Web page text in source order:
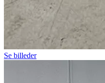
Se billeder